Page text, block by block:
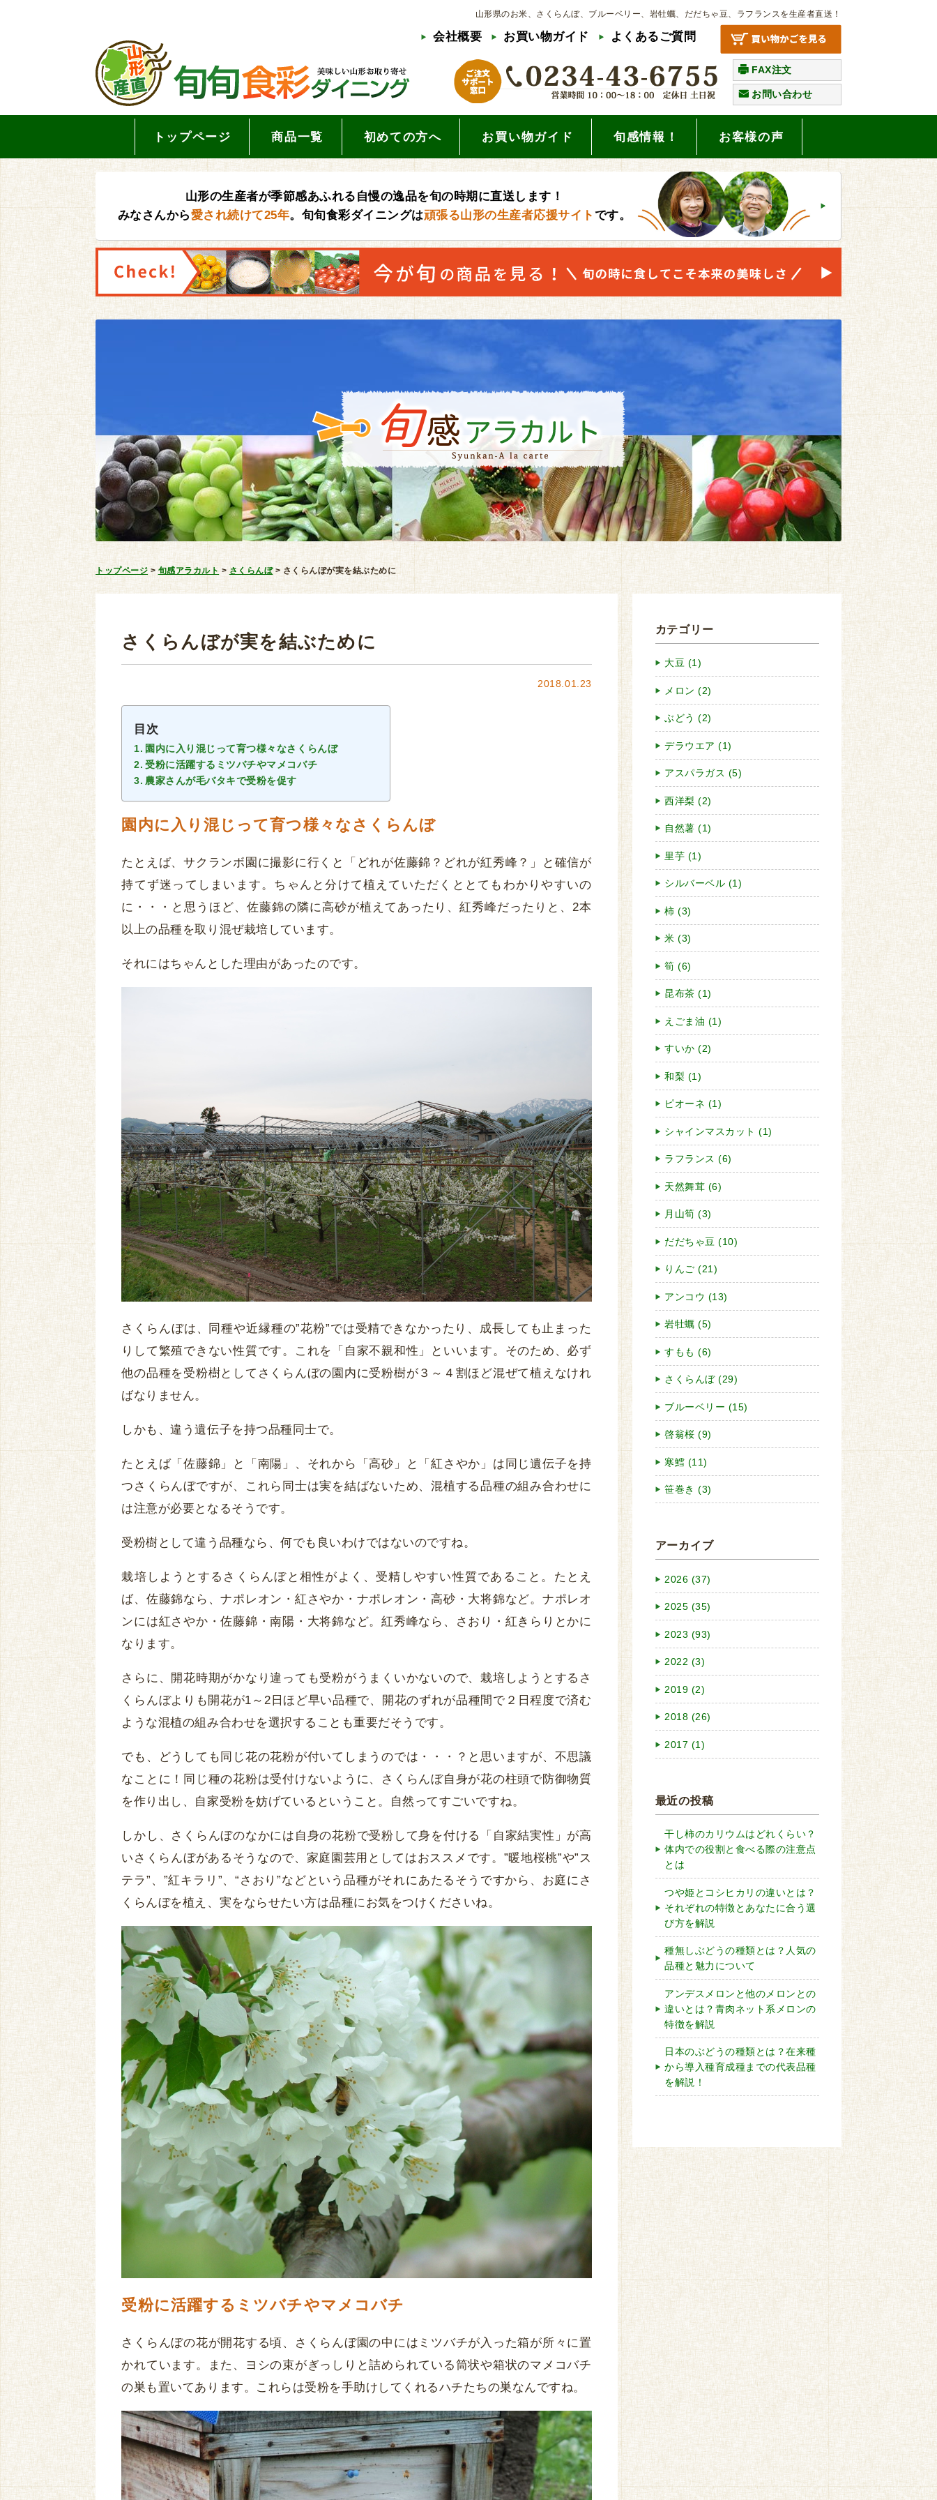
山形県のお米、さくらんぼ、ブルーベリー、岩牡蠣、だだちゃ豆、ラフランスを生産者直送！
会社概要 お買い物ガイド よくあるご質問
FAX注文
お問い合わせ
トップページ 商品一覧 初めての方へ お買い物ガイド 旬感情報！ お客様の声
山形の生産者が季節感あふれる自慢の逸品を旬の時期に直送します！
みなさんから愛され続けて25年。旬旬食彩ダイニングは頑張る山形の生産者応援サイト です。
トップページ > 旬感アラカルト > さくらんぼ > さくらんぼが実を結ぶために
さくらんぼが実を結ぶために
2018.01.23
目次
園内に入り混じって育つ様々なさくらんぼ
受粉に活躍するミツバチやマメコバチ
農家さんが毛バタキで受粉を促す
園内に入り混じって育つ様々なさくらんぼ
たとえば、サクランボ園に撮影に行くと「どれが佐藤錦？どれが紅秀峰？」と確信が
持てず迷ってしまいます。ちゃんと分けて植えていただくととてもわかりやすいの
に・・・と思うほど、佐藤錦の隣に高砂が植えてあったり、紅秀峰だったりと、2本
以上の品種を取り混ぜ栽培しています。
それにはちゃんとした理由があったのです。
さくらんぼは、同種や近縁種の”花粉”では受精できなかったり、成長しても止まった
りして繁殖できない性質です。これを「自家不親和性」といいます。そのため、必ず
他の品種を受粉樹としてさくらんぼの園内に受粉樹が３～４割ほど混ぜて植えなけれ
ばなりません。
しかも、違う遺伝子を持つ品種同士で。
たとえば「佐藤錦」と「南陽」、それから「高砂」と「紅さやか」は同じ遺伝子を持
つさくらんぼですが、これら同士は実を結ばないため、混植する品種の組み合わせに
は注意が必要となるそうです。
受粉樹として違う品種なら、何でも良いわけではないのですね。
栽培しようとするさくらんぼと相性がよく、受精しやすい性質であること。たとえ
ば、佐藤錦なら、ナポレオン・紅さやか・ナポレオン・高砂・大将錦など。ナポレオ
ンには紅さやか・佐藤錦・南陽・大将錦など。紅秀峰なら、さおり・紅きらりとかに
なります。
さらに、開花時期がかなり違っても受粉がうまくいかないので、栽培しようとするさ
くらんぼよりも開花が1～2日ほど早い品種で、開花のずれが品種間で２日程度で済む
ような混植の組み合わせを選択することも重要だそうです。
でも、どうしても同じ花の花粉が付いてしまうのでは・・・？と思いますが、不思議
なことに！同じ種の花粉は受付けないように、さくらんぼ自身が花の柱頭で防御物質
を作り出し、自家受粉を妨げているということ。自然ってすごいですね。
しかし、さくらんぼのなかには自身の花粉で受粉して身を付ける「自家結実性」が高
いさくらんぼがあるそうなので、家庭園芸用としてはおススメです。”暖地桜桃”や”ス
テラ”、”紅キラリ”、“さおり”などという品種がそれにあたるそうですから、お庭にさ
くらんぼを植え、実をならせたい方は品種にお気をつけくださいね。
受粉に活躍するミツバチやマメコバチ
さくらんぼの花が開花する頃、さくらんぼ園の中にはミツバチが入った箱が所々に置
かれています。また、ヨシの束がぎっしりと詰められている筒状や箱状のマメコバチ
の巣も置いてあります。これらは受粉を手助けしてくれるハチたちの巣なんですね。
カテゴリー
大豆 (1)
メロン (2)
ぶどう (2)
デラウエア (1)
アスパラガス (5)
西洋梨 (2)
自然薯 (1)
里芋 (1)
シルバーベル (1)
柿 (3)
米 (3)
筍 (6)
昆布茶 (1)
えごま油 (1)
すいか (2)
和梨 (1)
ピオーネ (1)
シャインマスカット (1)
ラフランス (6)
天然舞茸 (6)
月山筍 (3)
だだちゃ豆 (10)
りんご (21)
アンコウ (13)
岩牡蠣 (5)
すもも (6)
さくらんぼ (29)
ブルーベリー (15)
啓翁桜 (9)
寒鱈 (11)
笹巻き (3)
アーカイブ
2026 (37)
2025 (35)
2023 (93)
2022 (3)
2019 (2)
2018 (26)
2017 (1)
最近の投稿
干し柿のカリウムはどれくらい？
体内での役割と食べる際の注意点
とは
つや姫とコシヒカリの違いとは？
それぞれの特徴とあなたに合う選
び方を解説
種無しぶどうの種類とは？人気の
品種と魅力について
アンデスメロンと他のメロンとの
違いとは？青肉ネット系メロンの
特徴を解説
日本のぶどうの種類とは？在来種
から導入種育成種までの代表品種
を解説！